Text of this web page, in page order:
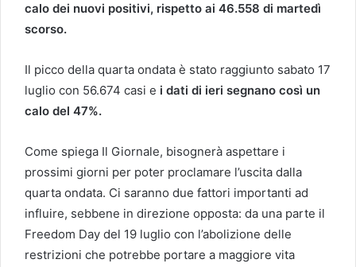
calo dei nuovi positivi, rispetto ai 46.558 di martedì
scorso.
Il picco della quarta ondata è stato raggiunto sabato 17
luglio con 56.674 casi e i dati di ieri segnano così un
calo del 47%.
Come spiega Il Giornale, bisognerà aspettare i
prossimi giorni per poter proclamare l’uscita dalla
quarta ondata. Ci saranno due fattori importanti ad
influire, sebbene in direzione opposta: da una parte il
Freedom Day del 19 luglio con l’abolizione delle
restrizioni che potrebbe portare a maggiore vita